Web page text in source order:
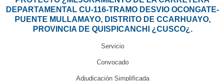
DEPARTAMENTAL CU-116-TRAMO DESVIO OCONGATE-
PUENTE MULLAMAYO, DISTRITO DE CCARHUAYO,
PROVINCIA DE QUISPICANCHI ¿CUSCO¿.
Servicio
Convocado
Adjudicación Simplificada